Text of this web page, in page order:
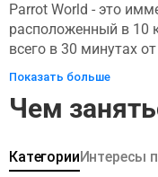
Parrot World - это
расположенный в 10
всего в 30 минутах
сокровищам Южной
обстановке, близкой
Парк спроектирован
посетители могут
животных, таких как
Показать больше
Чем
КатегорииИнтересы